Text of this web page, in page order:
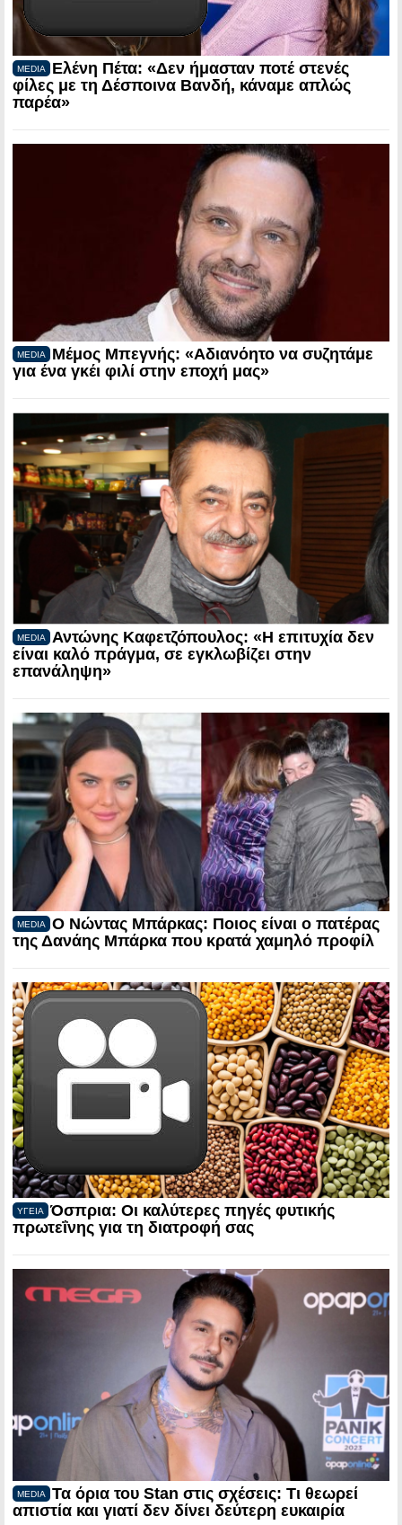
MEDIA
Ελένη Πέτα: «Δεν ήμασταν ποτέ στενές
φίλες με τη Δέσποινα Βανδή, κάναμε απλώς
παρέα»
MEDIA
Μέμος Μπεγνής: «Αδιανόητο να συζητάμε
για ένα γκέι φιλί στην εποχή μας»
MEDIA
Αντώνης Καφετζόπουλος: «Η επιτυχία δεν
είναι καλό πράγμα, σε εγκλωβίζει στην
επανάληψη»
MEDIA
Ο Νώντας Μπάρκας: Ποιος είναι ο πατέρας
της Δανάης Μπάρκα που κρατά χαμηλό προφίλ
ΥΓΕΙΑ
Όσπρια: Οι καλύτερες πηγές φυτικής
πρωτεΐνης για τη διατροφή σας
MEDIA
Τα όρια του Stan στις σχέσεις: Τι θεωρεί
απιστία και γιατί δεν δίνει δεύτερη ευκαιρία